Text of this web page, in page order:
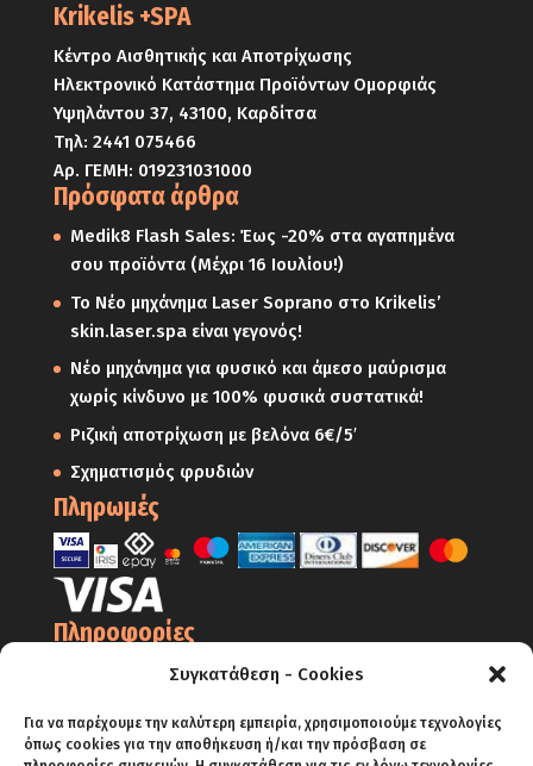
Συγκατάθεση - Cookies
Για να παρέχουμε την καλύτερη εμπειρία, χρησιμοποιούμε τεχνολογίες
όπως cookies για την αποθήκευση ή/και την πρόσβαση σε
Krikelis +SPA
Κέντρο Αισθητικής και Αποτρίχωσης
Ηλεκτρονικό Κατάστημα Προϊόντων Ομορφιάς
Υψηλάντου 37, 43100, Καρδίτσα
Τηλ: 2441 075466
Αρ. ΓΕΜΗ: 019231031000
Πρόσφατα άρθρα
Medik8 Flash Sales: Έως -20% στα αγαπημένα
σου προϊόντα (Μέχρι 16 Ιουλίου!)
Το Νέο μηχάνημα Laser Soprano στο Krikelis’
skin.laser.spa είναι γεγονός!
Νέο μηχάνημα για φυσικό και άμεσο μαύρισμα
χωρίς κίνδυνο με 100% φυσικά συστατικά!
Ριζική αποτρίχωση με βελόνα 6€/5′
Σχηματισμός φρυδιών
Πληρωμές
Πληροφορίες
Ο Λογαριασμός μου
Πολιτική Απορρήτου – Cookies